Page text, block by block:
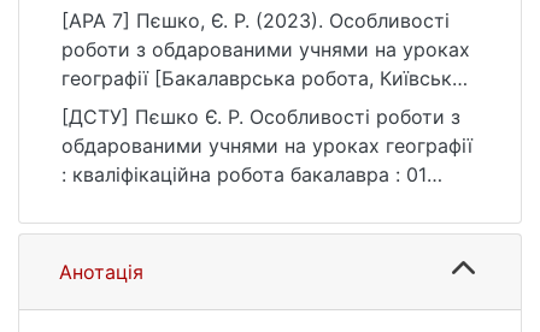
[APA 7] Пєшко, Є. Р. (2023). Особливості
роботи з обдарованими учнями на уроках
географії [Бакалаврська робота, Київський
національний університет імені Тараса
Шевченка]. eKNUTSHIR.
https://ir.library.knu.ua/handle/123456789/39
[ДСТУ] Пєшко Є. Р. Особливості роботи з
обдарованими учнями на уроках географії
: кваліфікаційна робота бакалавра : 01
https://ir.library.knu.ua/handle/123456789/39
25 (дата звернення: 25.07.2026).
Анотація